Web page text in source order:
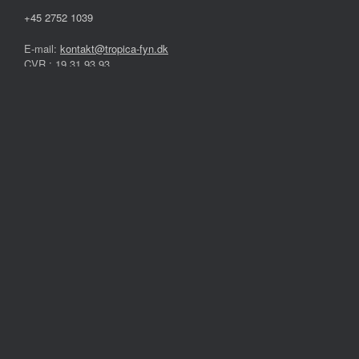
+45 2752 1039
E-mail: kontakt@tropica-fyn.dk
CVR.: 19 31 93 93